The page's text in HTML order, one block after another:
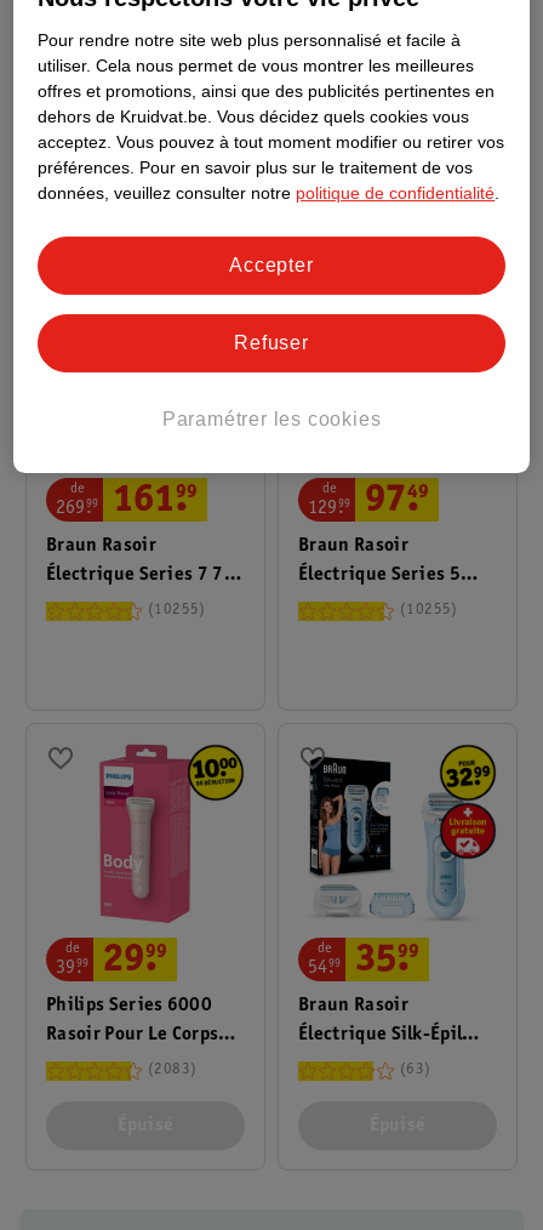
prévenir les irritations cutanées. Bien sûr, le parfum délicat de
ce type de produit de soin est un bonus agréable après le rasage.
Acheter un rasoir électrique chez Kruidvat
Il y a toujours un rasoir électrique adapté à vos besoins. Outre
les rasoirs Philips et Braun, vous trouverez également des
rayons Kruidvat. Prenez soin de votre barbe rapidement et en
profondeur avec nos rasoirs électriques à un prix avantageux !
Braun Clean & Charge
Station De Nettoyage
2 pièces
19.
524
Braun Series 3 Rasoir
Électrique
59.
524
Braun Rasoir
Électrique Series 7 72-
C1200S
de
269.
99 161.
99
10255
Braun Rasoir
Électrique Series 5
Shav 52-B1000S
de
129.
99 97.
49
10255
Philips Series 6000
Rasoir Pour Le Corps
BRL128/00
de
39.
99 29.
99
2083
Braun Rasoir
Électrique Silk-Épil
5160 3-En-1
de
54.
99 35.
99
63
Pour rendre notre site web plus personnalisé et facile à
utiliser. Cela nous permet de vous montrer les meilleures
offres et promotions, ainsi que des publicités pertinentes en
dehors de Kruidvat.be. Vous décidez quels cookies vous
acceptez. Vous pouvez à tout moment modifier ou retirer vos
préférences. Pour en savoir plus sur le traitement de vos
données, veuillez consulter notre politique de confidentialité.
Paramétrer les cookies
Refuser
Accepter